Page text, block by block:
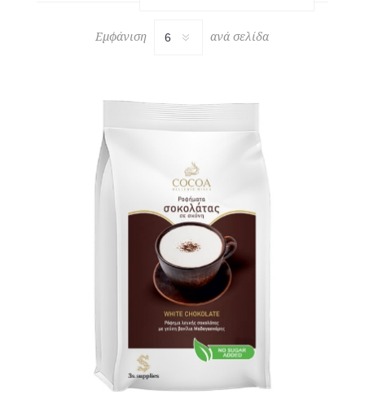
Εμφάνιση ανά σελίδα